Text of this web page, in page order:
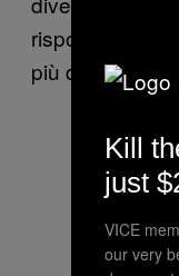
risposte ai
più divertenti.
Kill
just
VICE
our very